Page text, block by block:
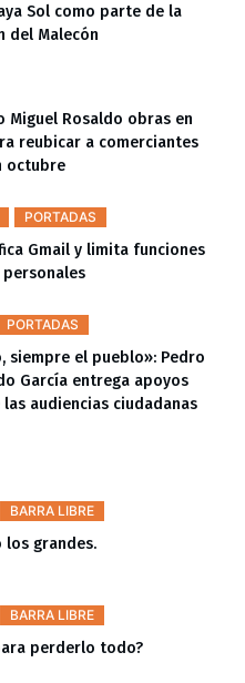
Sol como parte de la
del Malecón
Miguel Rosaldo obras en
reubicar a comerciantes
octubre
PORTADAS
Gmail y limita funciones
PORTADAS
siempre el pueblo»: Pedro
García entrega apoyos
audiencias ciudadanas
BARRA LIBRE
los grandes.
BARRA LIBRE
perderlo todo?